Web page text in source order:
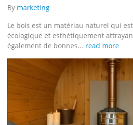
By marketing
Le bois est un matériau naturel qui
écologique et esthétiquement
également de bonnes... read more